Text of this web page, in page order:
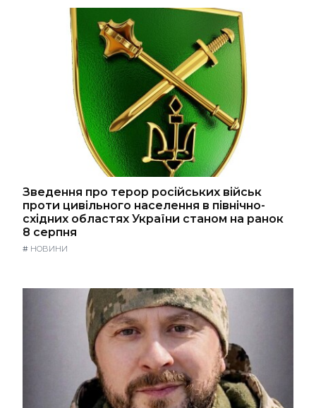
Зведення про терор російських військ
проти цивільного населення в північно-
східних областях України станом на ранок
8 серпня
# НОВИНИ